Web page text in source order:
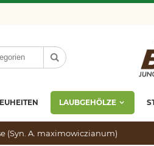
LAUBGEHÖLZE
(Syn. A. maximowiczianum)